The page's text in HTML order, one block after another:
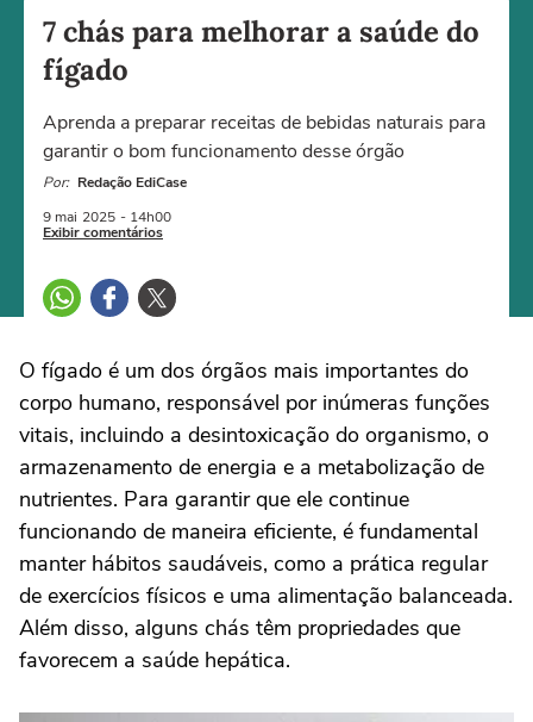
7 chás para melhorar a saúde do
fígado
Aprenda a preparar receitas de bebidas naturais para
garantir o bom funcionamento desse órgão
Por: Redação EdiCase
9 mai 2025 - 14h00
Exibir comentários
O fígado é um dos órgãos mais importantes do
corpo humano, responsável por inúmeras funções
vitais, incluindo a desintoxicação do organismo, o
armazenamento de energia e a metabolização de
nutrientes. Para garantir que ele continue
funcionando de maneira eficiente, é fundamental
manter hábitos saudáveis, como a prática regular
de exercícios físicos e uma alimentação balanceada.
Além disso, alguns chás têm propriedades que
favorecem a saúde hepática.